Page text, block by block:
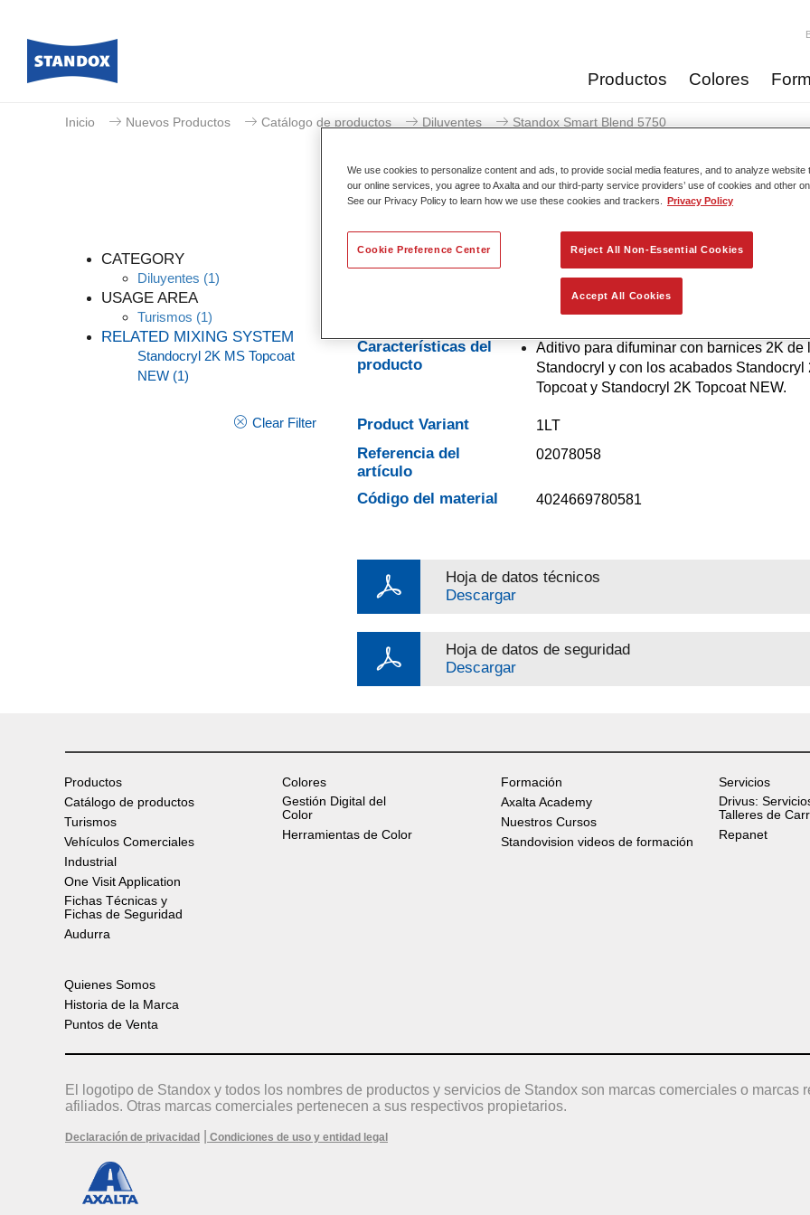
Productos Colores
Inicio Nuevos Productos Catálogo de productos Diluyentes Standox Smart Blend 5750​
CATEGORY
Diluyentes (1)
USAGE AREA
Turismos (1)
RELATED MIXING SYSTEM
Standocryl 2K MS Topcoat
NEW (1)
Clear Filter
Standox Smart
Aditivo para difuminar acabados y barnices.
Características del
producto
Aditivo para difuminar con barnices 2K de
Standocryl y con los acabados Standocryl
Topcoat y Standocryl 2K Topcoat NEW.
Product Variant 1LT
Referencia del
artículo
02078058
Código del material 4024669780581
Hoja de datos técnicos
Descargar
Hoja de datos de seguridad
Descargar
Productos
Catálogo de productos
Turismos
Vehículos Comerciales
Industrial
One Visit Application
Fichas Técnicas y
Fichas de Seguridad
Audurra
Colores
Gestión Digital del
Color
Herramientas de Color
Formación
Axalta Academy
Nuestros Cursos
Standovision videos de formación
Servicios
Drivus:
Talleres de
Repanet
Quienes Somos
Historia de la Marca
Puntos de Venta
El logotipo de Standox y todos los nombres de productos y servicios de Standox son marcas comerciales o marcas
afiliados. Otras marcas comerciales pertenecen a sus respectivos propietarios.
Declaración de privacidad Condiciones de uso y entidad legal
We use cookies to personalize content and ads, to provide social media features, and to analyze website
our online services, you agree to Axalta and our third-party service providers’ use of cookies and other
See our Privacy Policy to learn how we use these cookies and trackers.
Privacy Policy
Reject All Non-Essential Cookies
Accept All Cookies
Cookie Preference Center